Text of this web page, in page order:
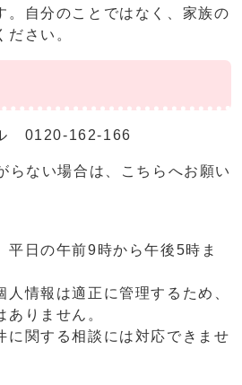
。自分のことではなく、家族の
ださい。
0120-162-166
ない場合は、こちらへお願い
平日の午前9時から午後5時ま
人情報は適正に管理するため、
りません。
に関する相談には対応できませ